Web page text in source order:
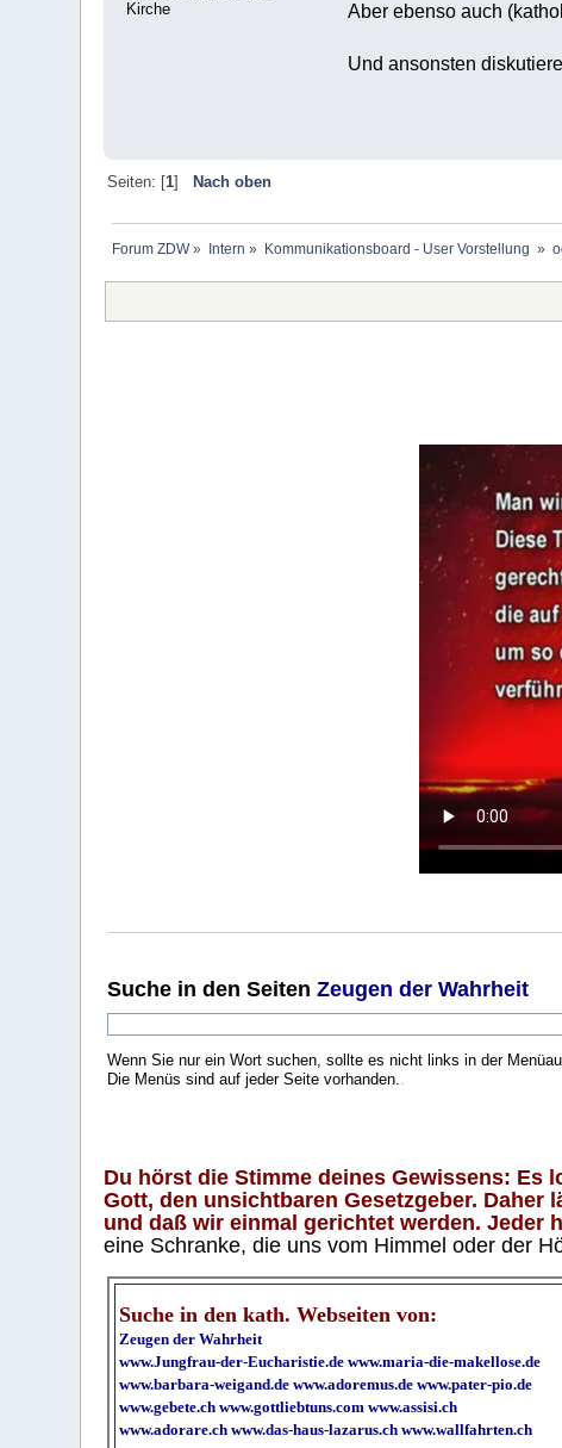
Kirche
Aber ebenso auch
Und ansonsten
Seiten: [1]
Nach oben
Forum ZDW» Intern » Kommunikationsboard - User Vorstellung »
Suche in den SeitenZeugen der Wahrheit
Wenn Sie nur ein Wort suchen, sollte es nicht links in der
Die Menüs sind auf jeder Seite vorhanden..
Du hörst die Stimme deines Gewissens: Es
Gott, den unsichtbaren Gesetzgeber.
und daß wir einmal gerichtet werden. Jeder
eine Schranke, die uns vom Himmel oder der
Suche in den kath. Webseiten von:
Zeugen der Wahrheit
www.Jungfrau-der-Eucharistie.de www.maria-die-makellose.de
www.barbara-weigand.de www.adoremus.de www.pater-pio.de
www.gebete.ch www.gottliebtuns.com www.assisi.ch
www.adorare.ch www.das-haus-lazarus.ch www.wallfahrten.ch